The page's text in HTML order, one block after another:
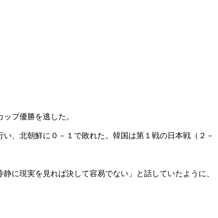
プ優勝を逃した。
、北朝鮮に０－１で敗れた。韓国は第１戦の日本戦（２－
に現実を見れば決して容易でない」と話していたように、